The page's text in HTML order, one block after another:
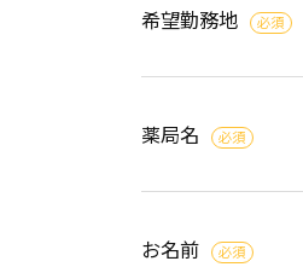
希望勤務地 必須
薬局名 必須
お名前 必須